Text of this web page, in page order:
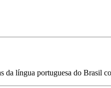
da língua portuguesa do Brasil